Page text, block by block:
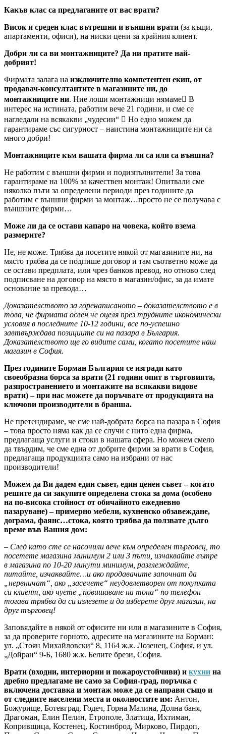
Какъв клас са предлаганите от вас врати?
Висок и среден клас вътрешни и външни врати (за къщи,
апартаменти, офиси), на ниски цени за крайния клиент.
Добри ли са ви монтажниците? Да ни пратите най-
добрият!
Фирмата залага на изключително компетентен екип, от
продавач-консултантите в магазините ни, до
монтажниците ни. Ние лоши монтажници нямаме В
интерес на истината, работим вече 21 години, и сме се
нагледали на всякакви „чудесии“  Но едно можем да
гарантираме със сигурност – наистина монтажниците ни са
много добри!
Монтажниците към вашата фирма ли са или са външна?
Не работим с външни фирми и подизпълнители! За това
гарантираме на 100% за качествен монтаж! Опитвали сме
няколко пъти за определени периоди през годините да
работим с външни фирми за монтаж…просто не се получава с
външните фирми…
Може ли да се остави капаро на човека, който взема
размерите?
Не, не може. Трябва да посетите някой от магазините ни, на
място трябва да се подпише договор и там съответно може да
се остави предплата, или чрез банков превод, но отново след
подписване на договор на място в магазин/офис, за да имате
основание за превода…
Доказателството за горенаписаното – доказателството е в
това, че фирмата освен че оцеля през трудните икономически
условия в последните 10-12 години, все по-успешно
завтвърждава позициите си на пазара в България.
Доказателството ще го видите сами, когато посетите наш
магазин в София.
През годините Борман България се изгради като
своеобразна борса за врати (21 години опит в търговията,
разпространението и монтажите на всякакви видове
врати) – при нас можете да поръчвате от продукцията на
ключови производители в бранша.
Не претендираме, че сме най-добрата борса на пазара в София
– това просто няма как да се случи с нито една фирма,
предлагаща услуги и стоки в нашата сфера. Но можем смело
да твърдим, че сме една от добрите фирми за врати в София,
предлагаща продукцията само на избрани от нас
производители!
Можем да Ви дадем един съвет, един ценен съвет – когато
решите да си закупите определена стока за дома (особено
на по-висока стойност от обичайното ежедневно
пазаруване) – примерно мебели, кухненско обзавеждане,
дограма, фаянс…стока, която трябва да ползвате дълго
време във Вашия дом:
– След като сте се насочили вече към определен търговец, то
посетете магазина минимум 2 или 3 пъти, изчаквайте вътре
в магазина по 10-20 минути минимум, разглеждайте,
питайте, изчаквайте…и ако продавачите започнат да
„нервничат“, ако „засечете“ неудовлетворен от покупката
си клиент, ако чуете „повишаване на тона“ по телефон –
тогава трябва да си излезете и да изберете друг магазин, на
друг търговец!
Заповядайте в някой от офисите ни или в магазините в София,
за да проверите горното, адресите на магазините на Борман:
ул. „Стоян Михайловски“ 8, 1164 ж.к. Лозенец, София, и ул.
„Дойран“ 9-Б, 1680 ж.к. Белите брези, София.
Врати (входни, интериорни и пожароустойчиви) и кухни на
дребно предлагаме не само за София-град, поръчка с
включена доставка и монтаж може да се направи също и
от следните населени места и околностите им: Антон,
Божурище, Ботевград, Годеч, Горна Малина, Долна баня,
Драгоман, Елин Пелин, Етрополе, Златица, Ихтиман,
Копривщица, Костенец, Костинброд, Мирково, Пирдоп,